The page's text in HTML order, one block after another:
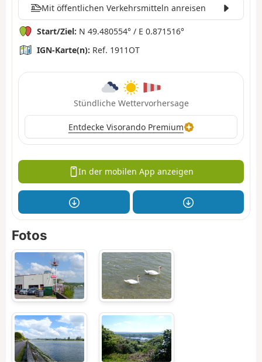
Mit öffentlichen Verkehrsmitteln anreisen
Start/Ziel: N 49.480554° / E 0.871516°
IGN-Karte(n): Ref. 1911OT
Stündliche Wettervorhersage
Entdecke Visorando Premium
In der mobilen App anzeigen
Fotos